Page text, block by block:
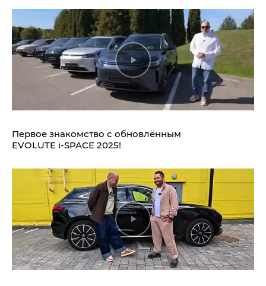
Первое знакомство с обновлённым
EVOLUTE i‑SPACE 2025!